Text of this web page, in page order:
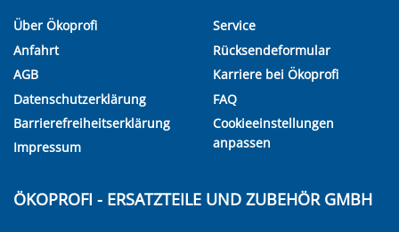
Über Ökoprofi
Anfahrt
AGB
Datenschutzerklärung
Barrierefreiheitserklärung
Impressum
Service
Rücksendeformular
Karriere bei Ökoprofi
FAQ
Cookieeinstellungen
anpassen
ÖKOPROFI - ERSATZTEILE UND ZUBEHÖR GMBH